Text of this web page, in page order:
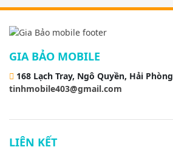
GIA BẢO MOBILE
168 Lạch Tray, Ngô Quyền, Hải Phòng
tinhmobile403@gmail.com
LIÊN KẾT